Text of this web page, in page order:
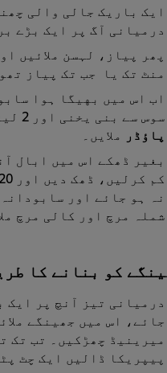
ایک باریک جالی والی
درمیانی آگ پر ایک بڑے
منٹ تک یا جب تک پیاز
سوس سے بنی یخنی اور 2 لیٹر پانی میں ملا ہوا
پاؤڈر ملایں۔
بغیر ڈھکے اس میں ابال
نہ ہو جائے اور
شملہ مرچ اور کالی مرچ
کو بنانے کا
درمیانی تیز آنچ پر ایک
جائے، اس میں جھینگے
میرینیڈ چھڑکیں۔ تب تک
پیپریکا ڈالیں ایک چٹ